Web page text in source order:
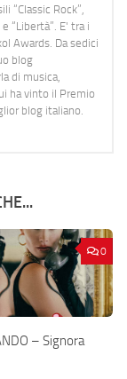
“Classic Rock”,
“Libertà”. E' tra i
Awards. Da sedici
blog
di musica,
ha vinto il Premio
blog italiano.
0
– Signora